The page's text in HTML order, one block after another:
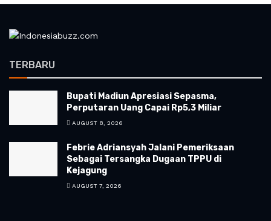
TERBARU
Bupati Madiun Apresiasi Sepasma,
Perputaran Uang Capai Rp5,3 Miliar
AUGUST 8, 2026
Febrie Adriansyah Jalani Pemeriksaan
Sebagai Tersangka Dugaan TPPU di
Kejagung
AUGUST 7, 2026